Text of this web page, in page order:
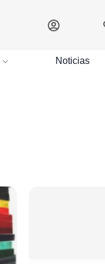
Mi cuenta
Noticias